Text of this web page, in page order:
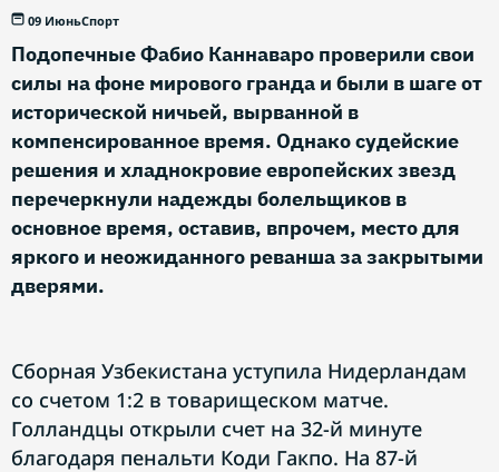
09 ИюньСпорт
Подопечные Фабио Каннаваро проверили свои
силы на фоне мирового гранда и были в шаге от
исторической ничьей, вырванной в
компенсированное время. Однако судейские
решения и хладнокровие европейских звезд
перечеркнули надежды болельщиков в
основное время, оставив, впрочем, место для
яркого и неожиданного реванша за закрытыми
дверями.
Сборная Узбекистана уступила Нидерландам
со счетом 1:2 в товарищеском матче.
Голландцы открыли счет на 32-й минуте
благодаря пенальти Коди Гакпо. На 87-й